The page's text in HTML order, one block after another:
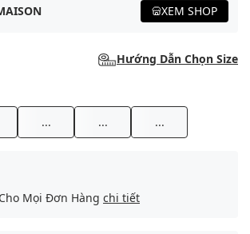
XEM SHOP
Hướng Dẫn Chọn Size
... ... ...
Mọi Đơn Hàng chi tiết